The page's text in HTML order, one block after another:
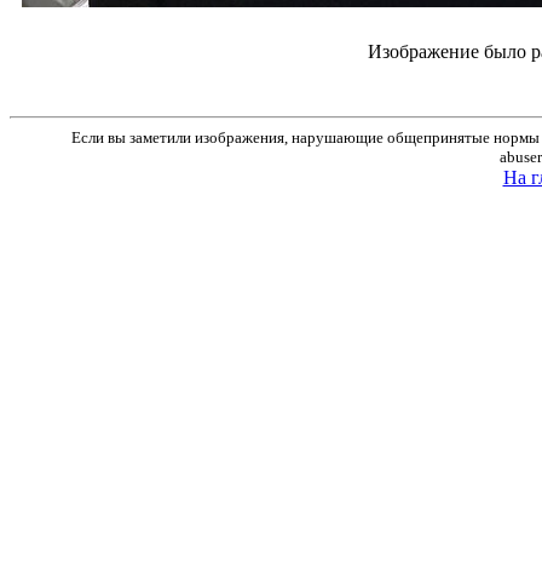
Изображение было
Если вы заметили изображения, нарушающие общепринятые нормы
На